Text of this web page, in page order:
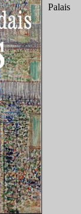
Palais